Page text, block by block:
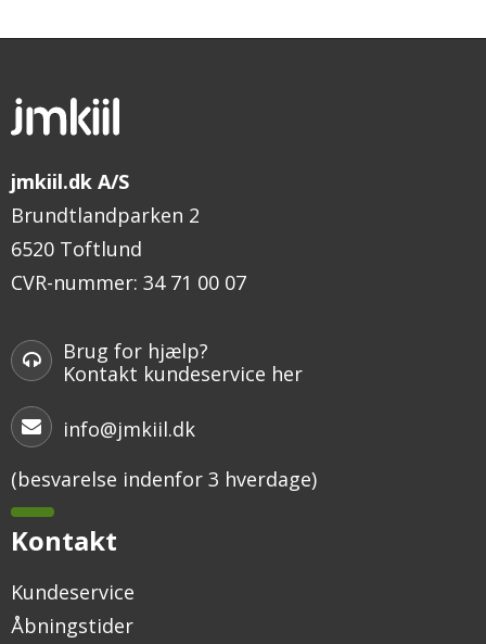
jmkiil.dk A/S
Brundtlandparken 2
6520 Toftlund
CVR-nummer: 34 71 00 07
Brug for hjælp?
Kontakt kundeservice her
info@jmkiil.dk
(besvarelse indenfor 3 hverdage)
Kontakt
Kundeservice
Åbningstider